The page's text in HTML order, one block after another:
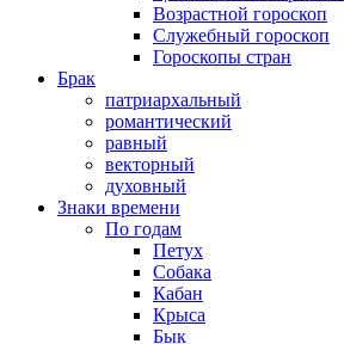
Возрастной гороскоп
Служебный гороскоп
Гороскопы стран
Брак
патриархальный
романтический
равный
векторный
духовный
Знаки времени
По годам
Петух
Собака
Кабан
Крыса
Бык